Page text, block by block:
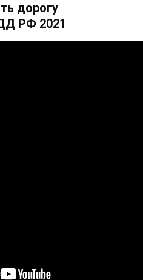
дорогу
РФ 2021